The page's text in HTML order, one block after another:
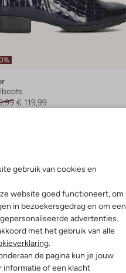
gebruik van cookies en
website goed functioneert, om
in bezoekersgedrag en om een
advertenties.
met het gebruik van alle
.
de pagina kun je jouw
informatie of een klacht
€ 119,99